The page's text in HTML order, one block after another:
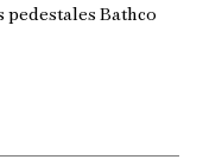
Bathco